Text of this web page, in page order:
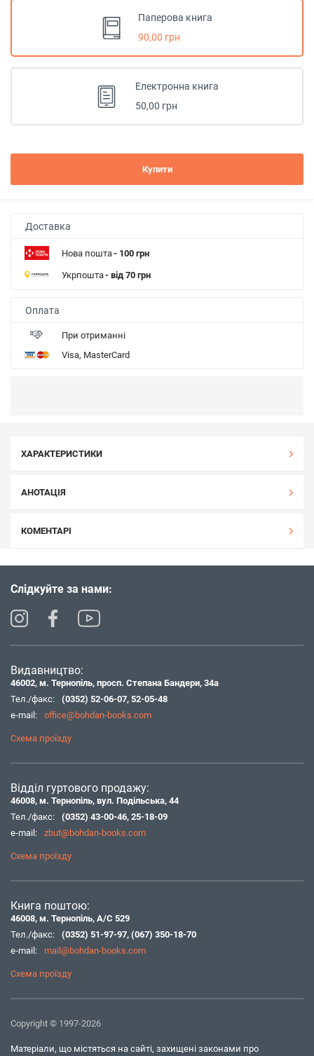
Паперова книга
90,00 грн
Електронна книга
50,00 грн
Купити
Доставка
Нова пошта- 100 грн
Укрпошта- від 70 грн
Оплата
При отриманні
Visa, MasterCard
ХАРАКТЕРИСТИКИ
АНОТАЦІЯ
КОМЕНТАРІ
Слідкуйте за нами:
Видавництво:
46002, м. Тернопіль, просп. Степана Бандери, 34а
Тел./факс:
(0352) 52-06-07, 52-05-48
e-mail:
office@bohdan-books.com
Схема проїзду
Відділ гуртового продажу:
46008, м. Тернопіль, вул. Подільська, 44
Тел./факс:
(0352) 43-00-46, 25-18-09
e-mail:
zbut@bohdan-books.com
Схема проїзду
Книга поштою:
46008, м. Тернопіль, А/С 529
Тел./факс:
(0352) 51-97-97, (067) 350-18-70
e-mail:
mail@bohdan-books.com
Схема проїзду
Copyright © 1997-2026
Матеріали, що містяться на сайті, захищені законами про